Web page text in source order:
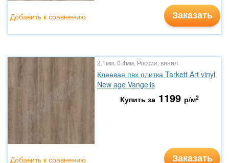
Заказать
Добавить к сравнению
2.1мм, 0.4мм, Россия, винил
Клеевая пвх плитка Tarkett Art vinyl
New age Vangelis
Купить за 1199 р/м2
Заказать
Добавить к сравнению